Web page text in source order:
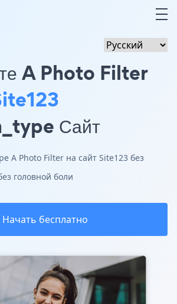
A Photo Filter
Сайт
A Photo Filter на сайт Site123 без
головной боли
Начать бесплатно